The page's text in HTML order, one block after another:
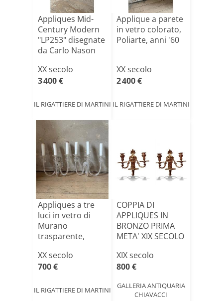
Appliques Mid-
Century Modern
"LP253" disegnate
da Carlo Nason
XX secolo
3 400 €
IL RIGATTIERE DI MARTINI
Applique a parete
in vetro colorato,
Poliarte, anni '60
XX secolo
2 400 €
IL RIGATTIERE DI MARTINI
Appliques a tre
luci in vetro di
Murano
trasparente,
XX secolo
700 €
IL RIGATTIERE DI MARTINI
COPPIA DI
APPLIQUES IN
BRONZO PRIMA
META' XIX SECOLO
XIX secolo
800 €
GALLERIA ANTIQUARIA
CHIAVACCI